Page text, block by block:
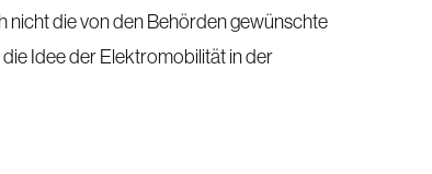
nicht die von den Behörden gewünschte
Idee der Elektromobilität in der